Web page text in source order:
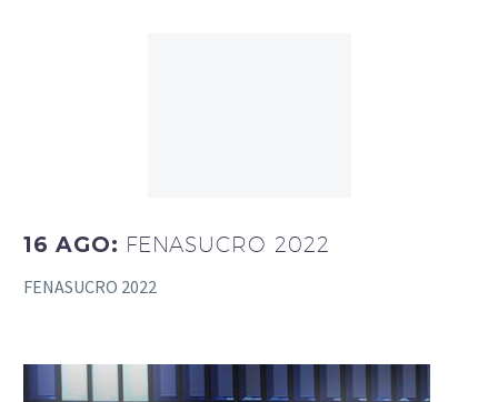
16 AGO: FENASUCRO 2022
FENASUCRO 2022